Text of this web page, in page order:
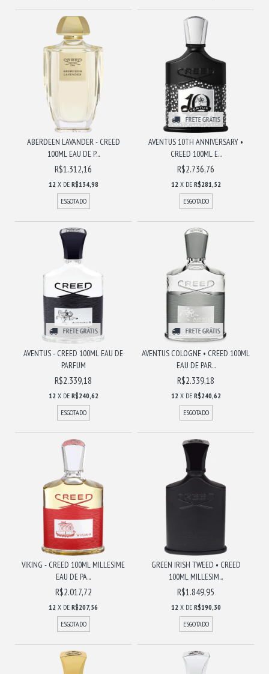
ABERDEEN LAVANDER - CREED
100ML EAU DE P...
R$1.312,16
12 X DE R$134,98
ESGOTADO
FRETE GRÁTIS
AVENTUS 10TH ANNIVERSARY •
CREED 100ML E...
R$2.736,76
12 X DE R$281,52
ESGOTADO
FRETE GRÁTIS
AVENTUS - CREED 100ML EAU DE
PARFUM
R$2.339,18
12 X DE R$240,62
ESGOTADO
FRETE GRÁTIS
AVENTUS COLOGNE • CREED 100ML
EAU DE PAR...
R$2.339,18
12 X DE R$240,62
ESGOTADO
VIKING - CREED 100ML MILLESIME
EAU DE PA...
R$2.017,72
12 X DE R$207,56
ESGOTADO
GREEN IRISH TWEED • CREED
100ML MILLESIM...
R$1.849,95
12 X DE R$190,30
ESGOTADO